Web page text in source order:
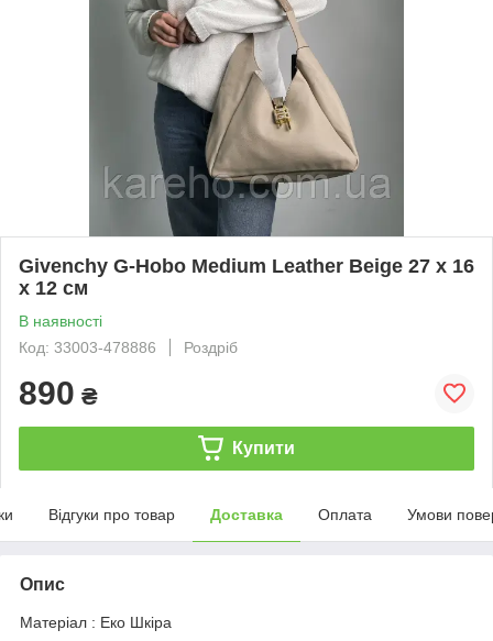
Givenchy G-Hobo Medium Leather Beige 27 х 16
х 12 см
В наявності
Код: 33003-478886
Роздріб
890 ₴
Купити
Відгуки про товар Доставка Оплата Умови
Опис
Матеріал : Еко Шкіра